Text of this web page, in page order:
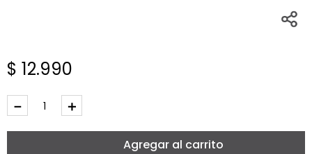
$ 12.990
＋
－
Agregar al carrito